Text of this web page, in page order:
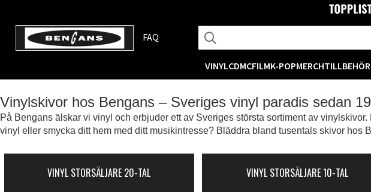
FAQ
VINYLCDMCFILMK-POPMERCHTILLBEHÖR
Vinylskivor hos Bengans – Sveriges vinyl paradis sedan
På Bengans älskar vi vinyl och erbjuder ett av Sveriges största sortiment av
vinyl eller smycka ditt hem med ditt musikintresse? Bläddra bland tusentals skivor hos
VINYL STORSÄLJARE 20-TAL VINYL STORSÄLJARE 10-TAL